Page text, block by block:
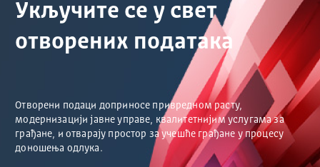
Укључите се у свет
отворених података
Отворени подаци доприносе привредном расту,
модернизацији јавне управе, квалитетнијим услугама за
грађане, и отварају простор за учешће грађане у процесу
доношења одлука.